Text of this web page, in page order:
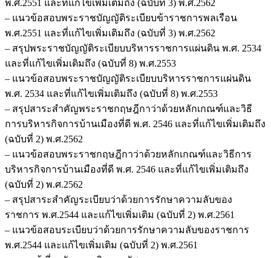
พ.ศ.2551 และที่แก้ไขเพิ่มเติมถึง (ฉบับที่ 3) พ.ศ.2562
– แนวข้อสอบพระราชบัญญัติระเบียบข้าราชการพลเรือน
พ.ศ.2551 และที่แก้ไขเพิ่มเติมถึง (ฉบับที่ 3) พ.ศ.2562
– สรุปพระราชบัญญัติระเบียบบริหารราชการแผ่นดิน พ.ศ. 2534
และที่แก้ไขเพิ่มเติมถึง (ฉบับที่ 8) พ.ศ.2553
– แนวข้อสอบพระราชบัญญัติระเบียบบริหารราชการแผ่นดิน
พ.ศ. 2534 และที่แก้ไขเพิ่มเติมถึง (ฉบับที่ 8) พ.ศ.2553
– สรุปสาระสำคัญพระราชกฤษฎีกาว่าด้วยหลักเกณฑ์และวิธี
การบริหารกิจการบ้านเมืองที่ดี พ.ศ. 2546 และที่แก้ไขเพิ่มเติมถึง
(ฉบับที่ 2) พ.ศ.2562
– แนวข้อสอบพระราชกฤษฎีกาว่าด้วยหลักเกณฑ์และวิธีการ
บริหารกิจการบ้านเมืองที่ดี พ.ศ. 2546 และที่แก้ไขเพิ่มเติมถึง
(ฉบับที่ 2) พ.ศ.2562
– สรุปสาระสำคัญระเบียบว่าด้วยการรักษาความลับของ
ราชการ พ.ศ.2544 และแก้ไขเพิ่มเติม (ฉบับที่ 2) พ.ศ.2561
– แนวข้อสอบระเบียบว่าด้วยการรักษาความลับของราชการ
พ.ศ.2544 และแก้ไขเพิ่มเติม (ฉบับที่ 2) พ.ศ.2561